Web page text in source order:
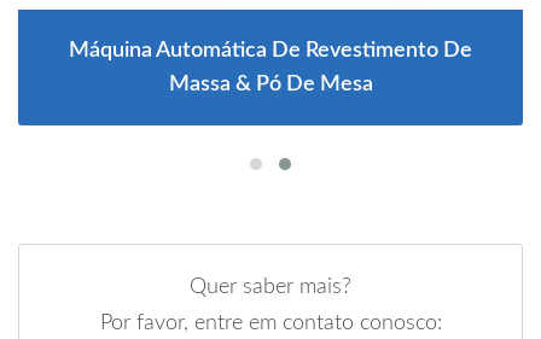
Máquina Automática De Revestimento De
Massa & Pó De Mesa
Quer saber mais?
Por favor, entre em contato conosco: